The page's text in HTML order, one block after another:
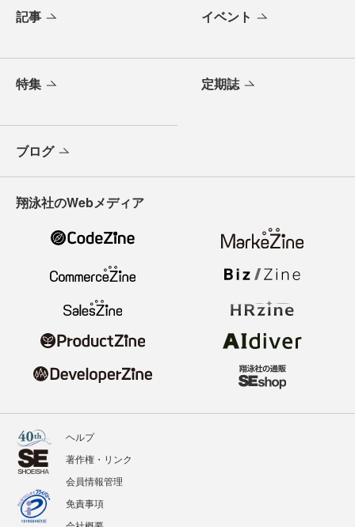
記事 イベント
特集 定期誌
ブログ
翔泳社のWebメディア
ヘルプ
著作権・リンク
会員情報管理
免責事項